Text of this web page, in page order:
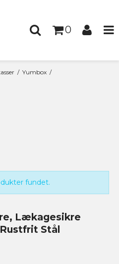
0
/ Yumbox /
fundet.
Lækagesikre
Stål